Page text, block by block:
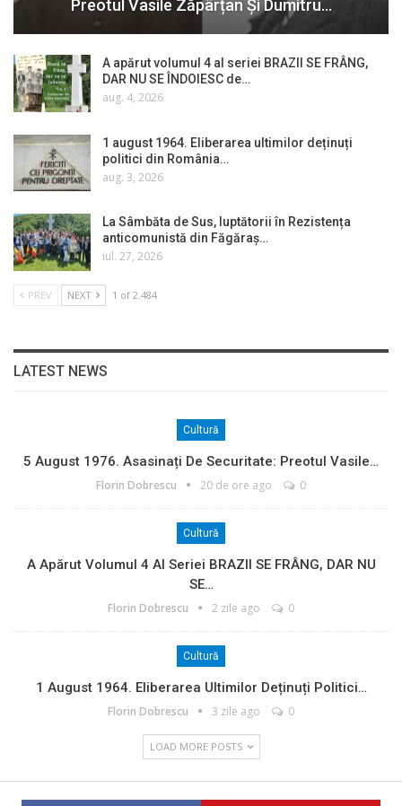
Preotul Vasile Zăpârțan Și Dumitru…
A apărut volumul 4 al seriei BRAZII SE FRÂNG,
DAR NU SE ÎNDOIESC de…
aug. 4, 2026
1 august 1964. Eliberarea ultimilor deținuți
politici din România…
aug. 3, 2026
La Sâmbăta de Sus, luptătorii în Rezistența
anticomunistă din Făgăraș…
iul. 27, 2026
PREV NEXT 1 of 2.484
LATEST NEWS
Cultură
5 August 1976. Asasinați De Securitate: Preotul Vasile…
Florin Dobrescu 20 de ore ago 0
Cultură
A Apărut Volumul 4 Al Seriei BRAZII SE FRÂNG, DAR NU
SE…
Florin Dobrescu 2 zile ago 0
Cultură
1 August 1964. Eliberarea Ultimilor Deținuți Politici…
Florin Dobrescu 3 zile ago 0
LOAD MORE POSTS